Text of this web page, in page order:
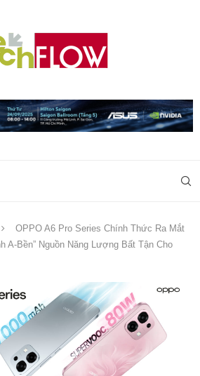
OPPO A6 Pro Series Chính Thức Ra Mắt
A-Bền” Nguồn Năng Lượng Bất Tận Cho